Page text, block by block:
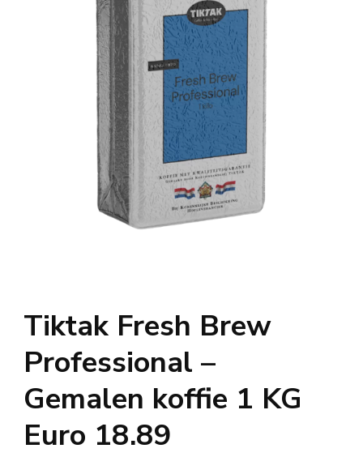
Tiktak Fresh Brew
Professional –
Gemalen koffie 1 KG
Euro 18.89